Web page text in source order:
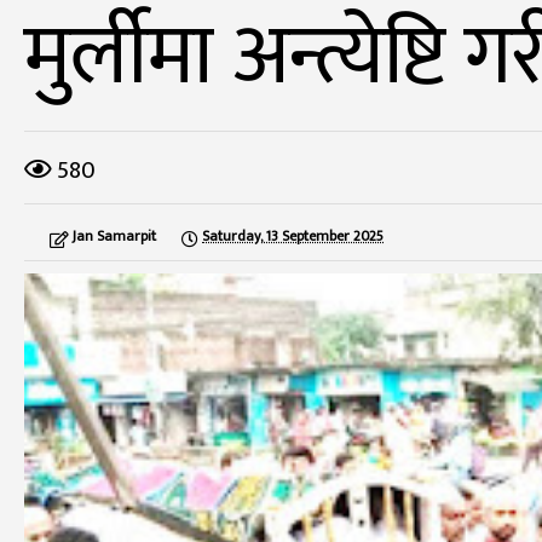
मुर्लीमा अन्त्येष्टि
580
Jan Samarpit Saturday, 13 September 2025